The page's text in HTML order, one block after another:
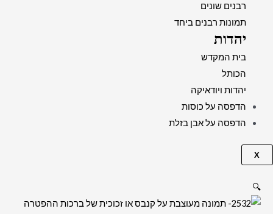
רבנים שונים
תמונות רבנים ביחד
יהדות
בית המקדש
הכותל
יהדות ויודאיקה
הדפסה על כוסות
הדפסה על אבן בזלת
X
🔍